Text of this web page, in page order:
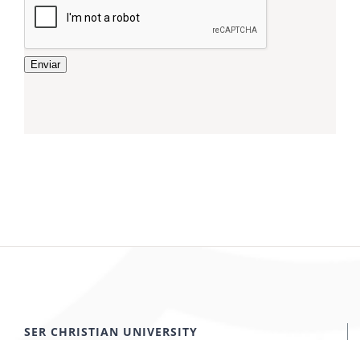
Enviar
SER CHRISTIAN UNIVERSITY